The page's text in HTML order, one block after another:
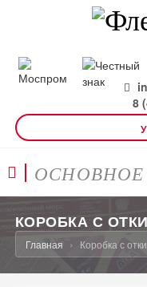
8
КОРОБКА С
Главная Коробка с